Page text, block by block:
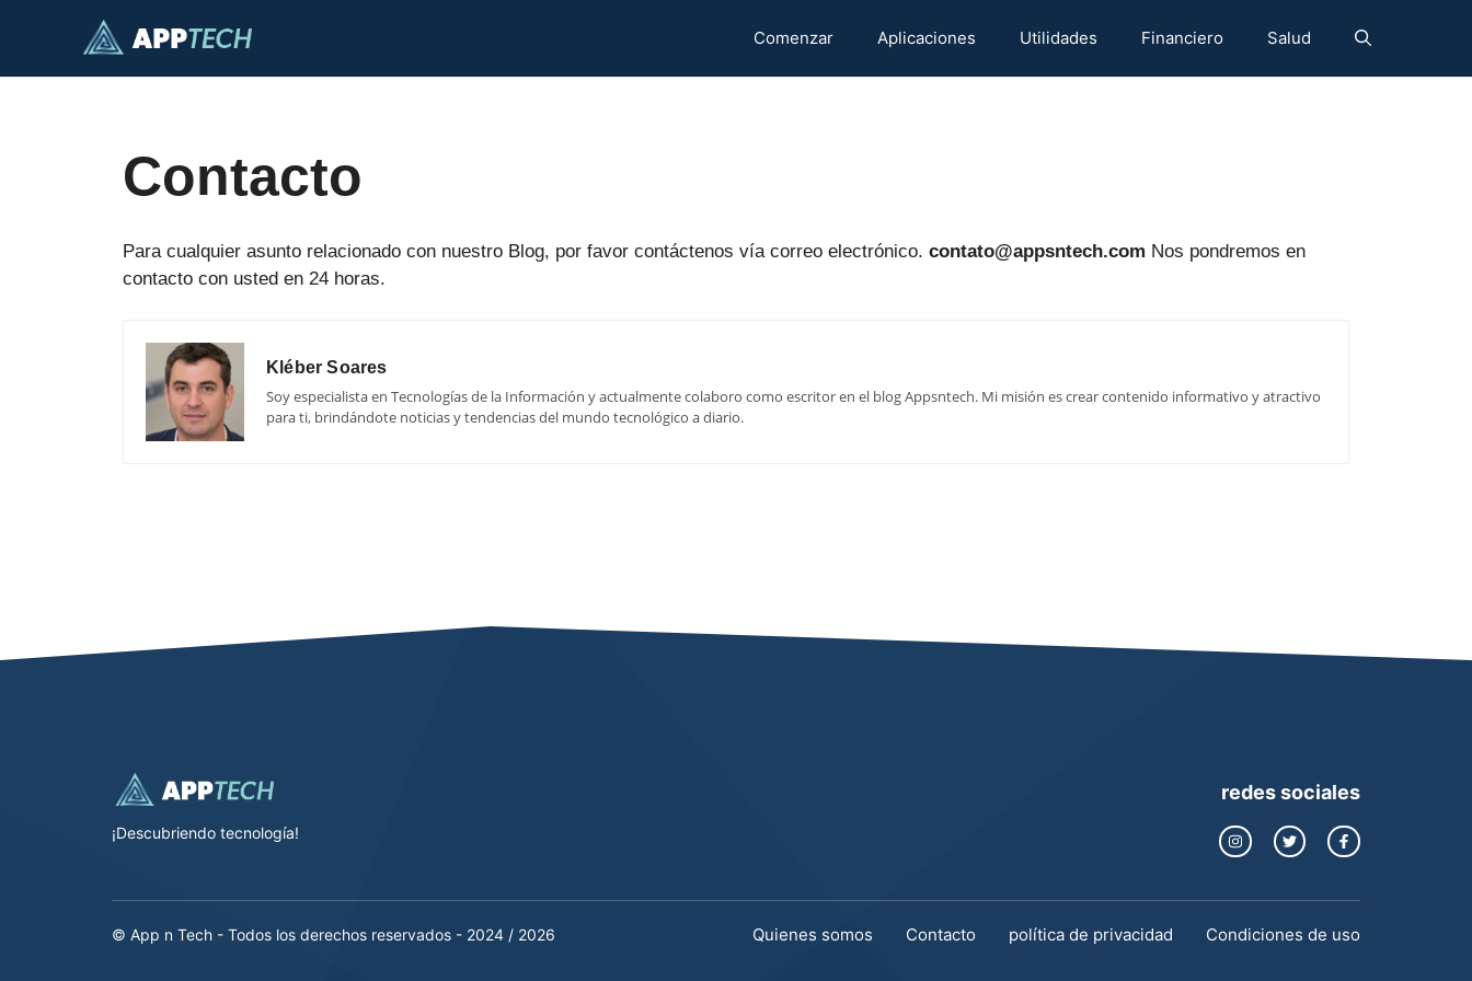
Comenzar Aplicaciones Utilidades Financiero Salud
Contacto
Para cualquier asunto relacionado con nuestro Blog, por favor contáctenos vía correo electrónico. contato@appsntech.com Nos pondremos en
contacto con usted en 24 horas.
Kléber Soares
Soy especialista en Tecnologías de la Información y actualmente colaboro como escritor en el blog Appsntech. Mi misión es crear contenido informativo y atractivo
para ti, brindándote noticias y tendencias del mundo tecnológico a diario.
¡Descubriendo tecnología!
redes sociales
© App n Tech - Todos los derechos reservados - 2024 / 2026 Quienes somos Contacto política de privacidad Condiciones de uso